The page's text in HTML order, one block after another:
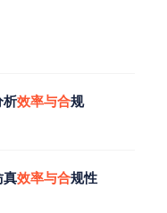
析效率与合规
真效率与合规性